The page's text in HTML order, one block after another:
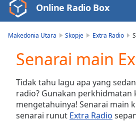
Video
Player
Play
Video
Skip
Backward
Skip
Forward
Online Radio Box
Makedonia Utara Skopje Extra Radio
Senarai main
Tidak tahu lagu apa yang
radio? Gunakan perkhidmatan
mengetahuinya! Senarai main
senarai runut Extra Radio